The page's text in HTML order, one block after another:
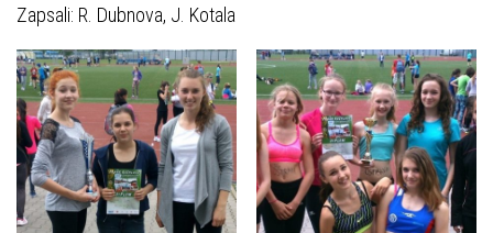
Zapsali: R. Dubnova, J. Kotala